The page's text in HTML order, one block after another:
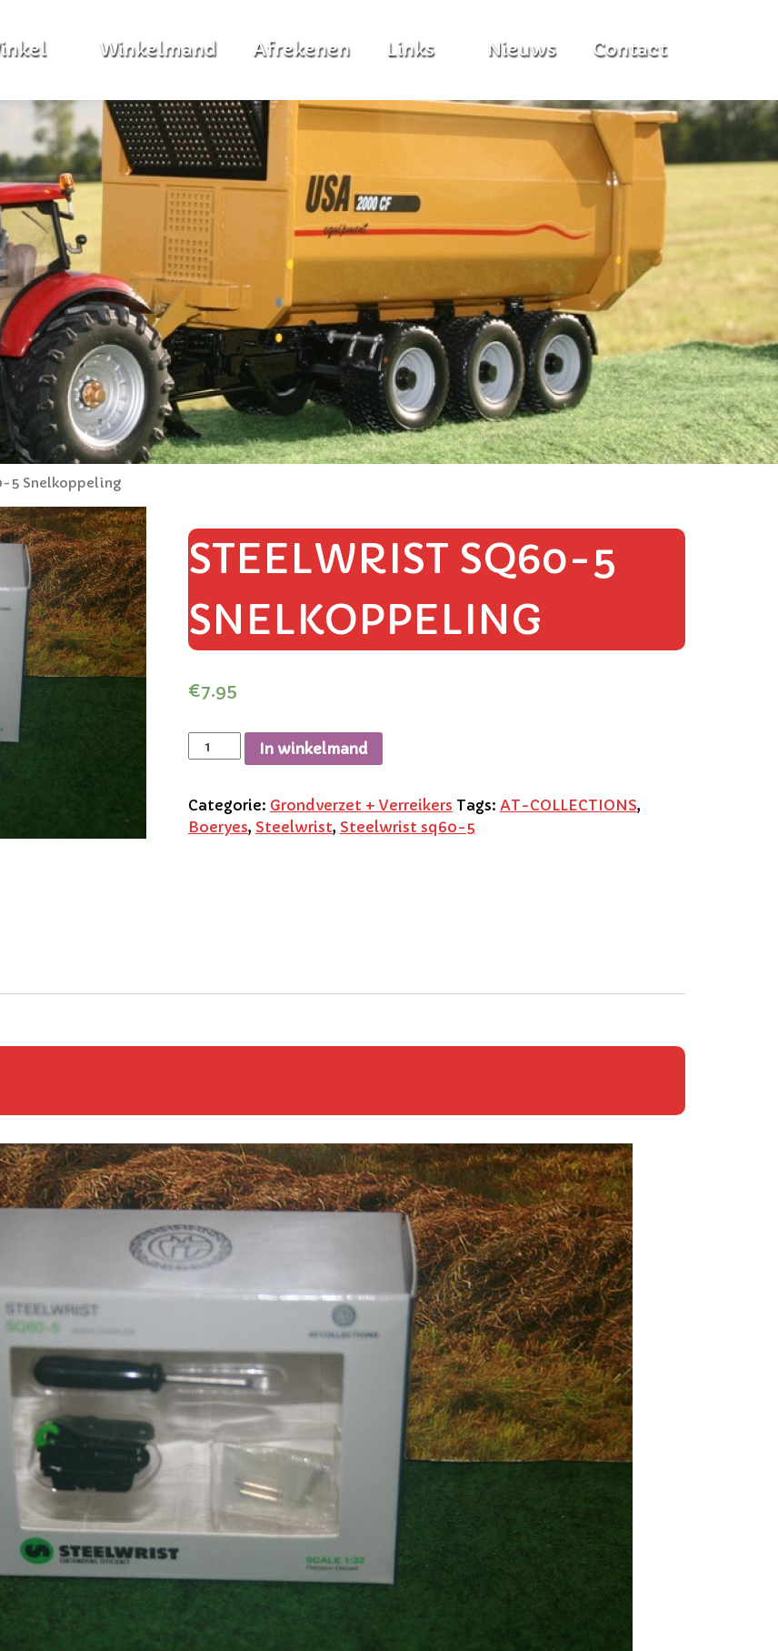
5 Snelkoppeling
STEELWRIST SQ60-5
SNELKOPPELING
€7.95
In winkelmand
Categorie: Grondverzet + Verreikers Tags: AT-COLLECTIONS,
Boeryes, Steelwrist, Steelwrist sq60-5
Winkelmand Afrekenen Links Nieuws Contact